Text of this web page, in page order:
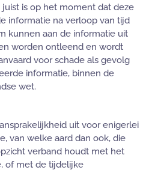
is op het moment dat deze
informatie na verloop van tijd
kunnen aan de informatie uit
worden ontleend en wordt
voor schade als gevolg
informatie, binnen de
wet.
uit voor enigerlei
van welke aard dan ook, die
verband houdt met het
of met de tijdelijke